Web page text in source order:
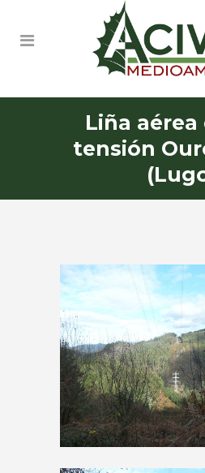
Liña
tensión